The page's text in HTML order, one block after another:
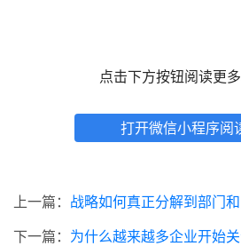
点击下方按钮阅读更
打开微信小程序阅
上一篇： 战略如何真正分解到部门和员工
下一篇： 为什么越来越多企业开始关注组织